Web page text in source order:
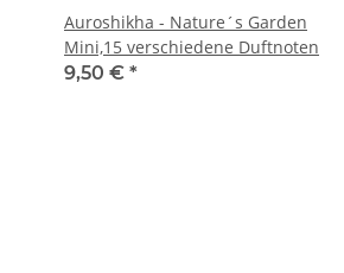
Auroshikha - Nature´s Garden
Mini,15 verschiedene Duftnoten
9,50 € *